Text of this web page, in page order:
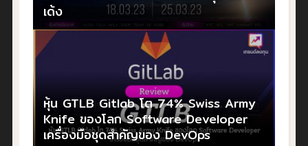
เด้ง
หุ้น GTLB Gitlab โต 74% Swiss Army
Knife ของโลก Software Developer
เครื่องมือชุดสำคัญของ DevOps